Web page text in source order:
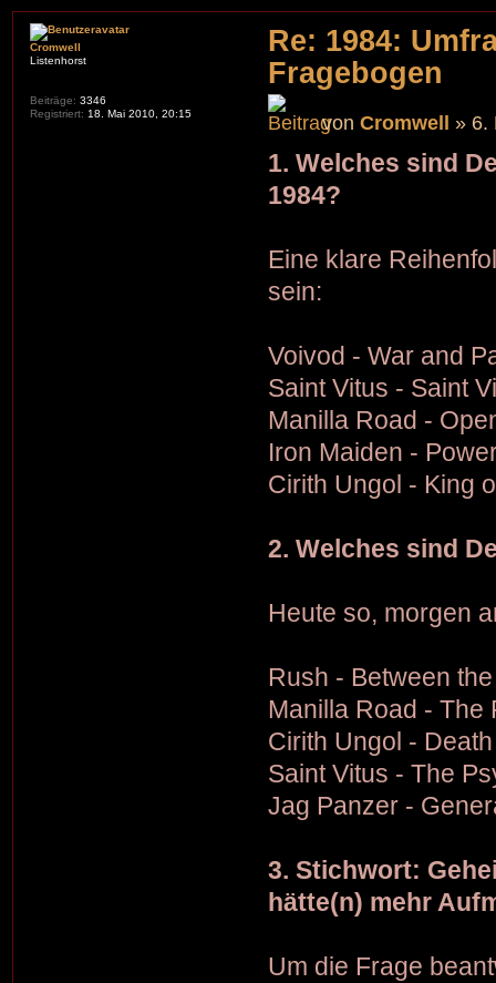
Re: 1984:
Fragebogen
vonCromwell » 6.
1. Welches sind
1984?
Eine klare
sein:
Voivod - War and
Saint Vitus - Saint
Manilla Road -
Iron Maiden -
Cirith Ungol - King
2. Welches sind
Heute so, morgen
Rush - Between
Manilla Road - The
Cirith Ungol -
Saint Vitus - The
Jag Panzer -
3. Stichwort:
hätte(n) mehr
Um die Frage
Cromwell
Listenhorst
Beiträge: 3346
Registriert: 18. Mai 2010, 20:15